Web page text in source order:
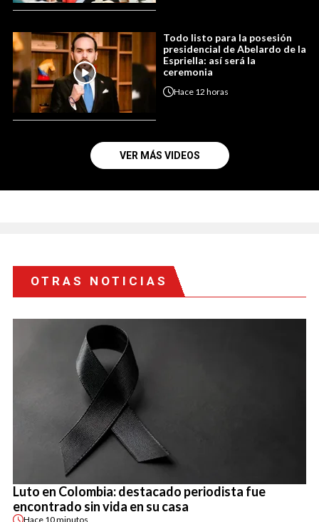
Todo listo para la posesión
presidencial de Abelardo de la
Espriella: así será la
ceremonia
Hace 12 horas
VER MÁS VIDEOS
OTRAS NOTICIAS
Luto en Colombia: destacado periodista fue
encontrado sin vida en su casa
Hace 10 minutos